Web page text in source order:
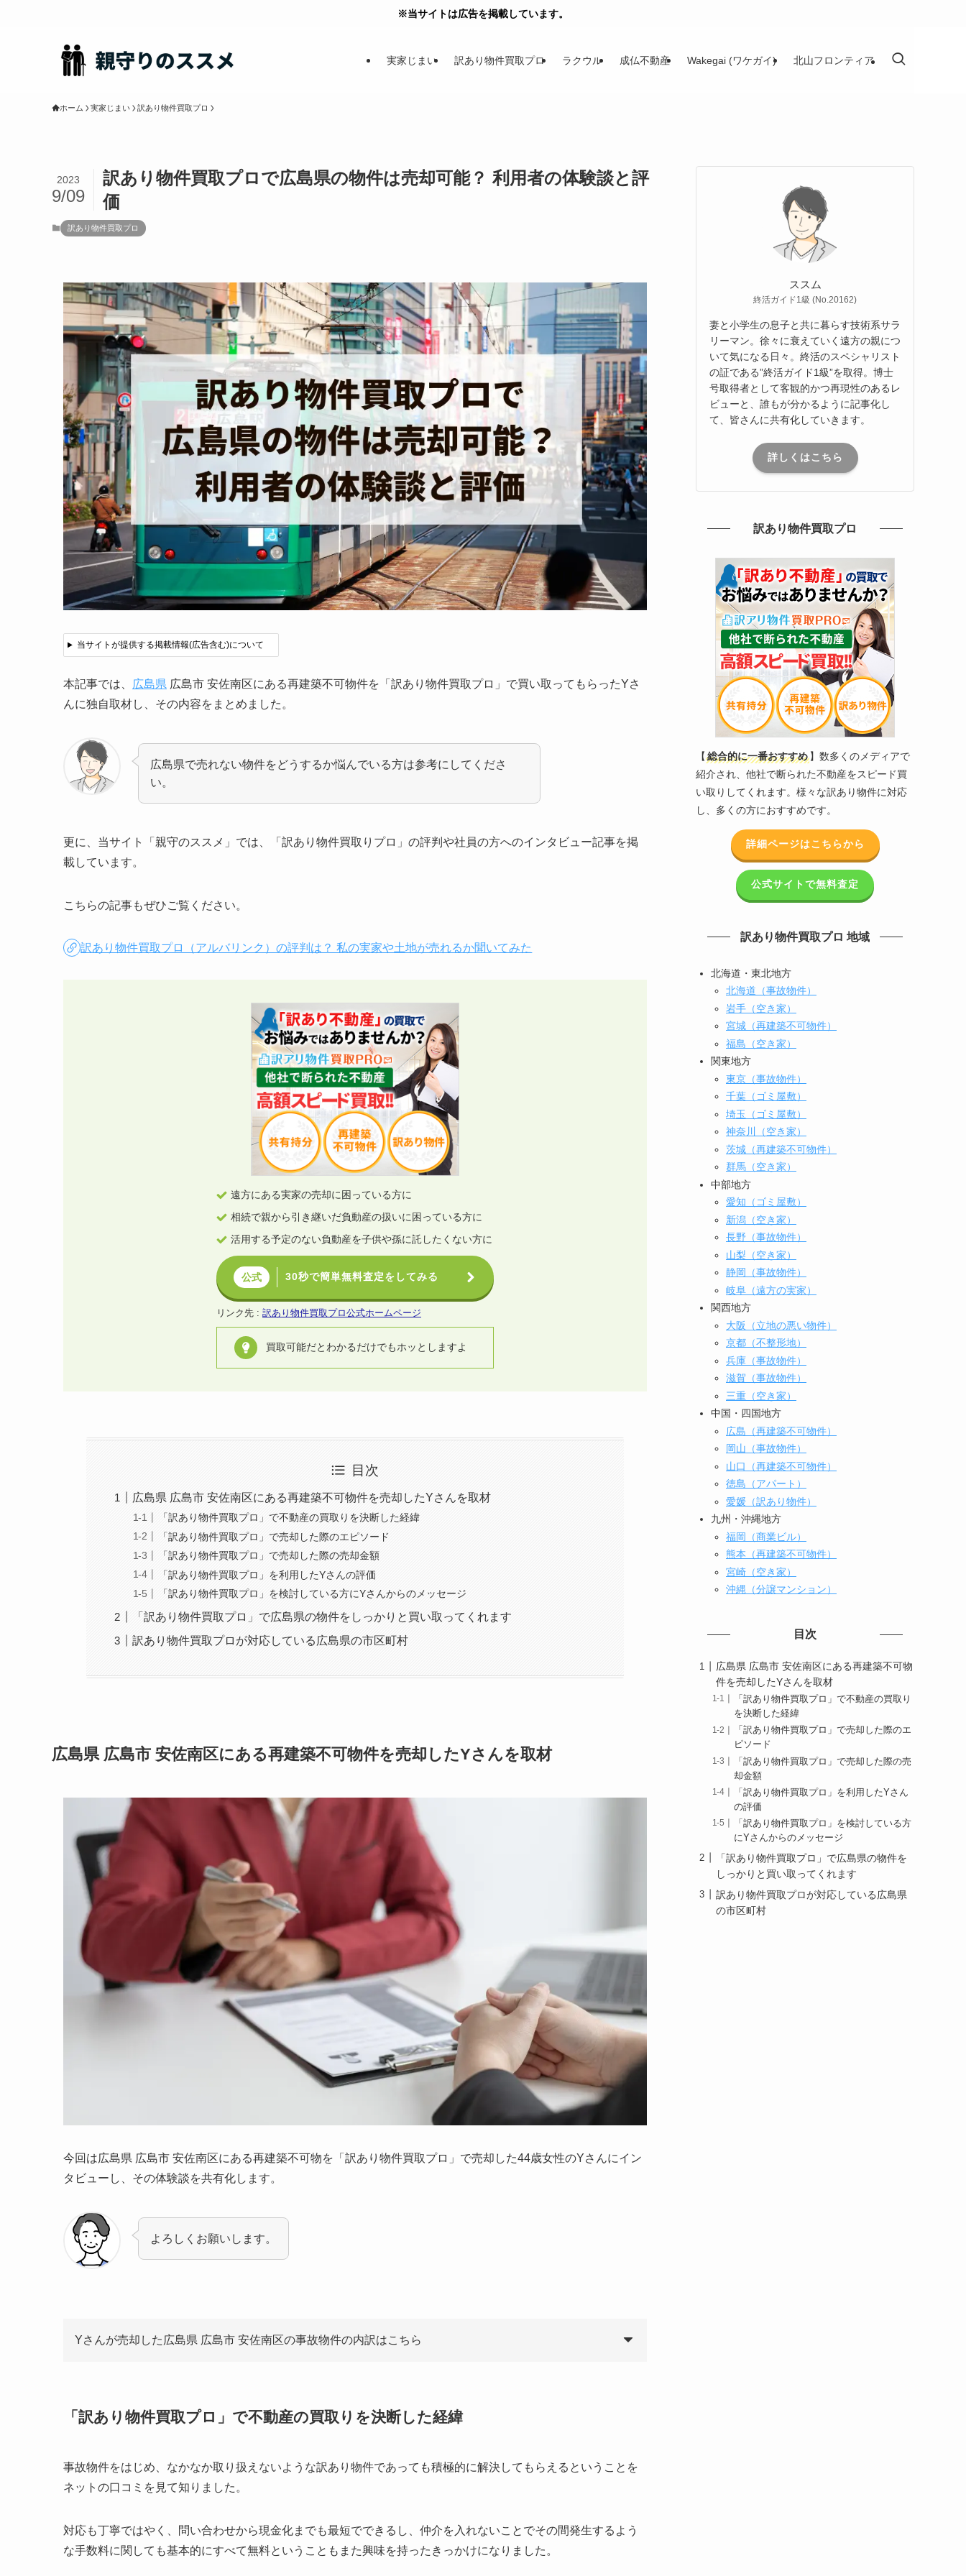
※当サイトは広告を掲載しています。
実家じまい 訳あり物件買取プロ ラクウル 成仏不動産 Wakegai (ワケガイ) 北山フロンティア
ホーム 実家じまい 訳あり物件買取プロ
訳あり物件買取プロで広島県の物件は売却可能？ 利用者の体験談と評
価
2023
9/09
訳あり物件買取プロ
当サイトが提供する掲載情報(広告含む)について
本記事では、 広島県 広島市 安佐南区にある再建築不可物件を「訳あり物件買取プロ」で買い取ってもらったYさ
んに独自取材し、その内容をまとめました。
広島県で売れない物件をどうするか悩んでいる方は参考にしてくださ
い。
更に、当サイト「親守のススメ」では、「訳あり物件買取りプロ」の評判や社員の方へのインタビュー記事を掲
載しています。
こちらの記事もぜひご覧ください。
訳あり物件買取プロ（アルバリンク）の評判は？ 私の実家や土地が売れるか聞いてみた
遠方にある実家の売却に困っている方に
相続で親から引き継いだ負動産の扱いに困っている方に
活用する予定のない負動産を子供や孫に託したくない方に
公式 30秒で簡単無料査定をしてみる
リンク先 : 訳あり物件買取プロ公式ホームページ
買取可能だとわかるだけでもホッとしますよ
目次
広島県 広島市 安佐南区にある再建築不可物件を売却したYさんを取材
「訳あり物件買取プロ」で不動産の買取りを決断した経緯
「訳あり物件買取プロ」で売却した際のエピソード
「訳あり物件買取プロ」で売却した際の売却金額
「訳あり物件買取プロ」を利用したYさんの評価
「訳あり物件買取プロ」を検討している方にYさんからのメッセージ
「訳あり物件買取プロ」で広島県の物件をしっかりと買い取ってくれます
訳あり物件買取プロが対応している広島県の市区町村
広島県 広島市 安佐南区にある再建築不可物件を売却したYさんを取材
今回は広島県 広島市 安佐南区にある再建築不可物を「訳あり物件買取プロ」で売却した44歳女性のYさんにイン
タビューし、その体験談を共有化します。
よろしくお願いします。
Yさんが売却した広島県 広島市 安佐南区の事故物件の内訳はこちら
「訳あり物件買取プロ」で不動産の買取りを決断した経緯
事故物件をはじめ、なかなか取り扱えないような訳あり物件であっても積極的に解決してもらえるということを
ネットの口コミを見て知りました。
対応も丁寧ではやく、問い合わせから現金化までも最短でできるし、仲介を入れないことでその間発生するよう
な手数料に関しても基本的にすべて無料ということもまた興味を持ったきっかけになりました。
ススム
終活ガイド1級 (No.20162)
妻と小学生の息子と共に暮らす技術系サラ
リーマン。徐々に衰えていく遠方の親につ
いて気になる日々。終活のスペシャリスト
の証である”終活ガイド1級”を取得。博士
号取得者として客観的かつ再現性のあるレ
ビューと、誰もが分かるように記事化し
て、皆さんに共有化していきます。
詳しくはこちら
訳あり物件買取プロ
【 総合的に一番おすすめ 】数多くのメディアで
紹介され、他社で断られた不動産をスピード買
い取りしてくれます。様々な訳あり物件に対応
し、多くの方におすすめです。
詳細ページはこちらから
公式サイトで無料査定
訳あり物件買取プロ 地域
北海道・東北地方
北海道（事故物件）
岩手（空き家）
宮城（再建築不可物件）
福島（空き家）
関東地方
東京（事故物件）
千葉（ゴミ屋敷）
埼玉（ゴミ屋敷）
神奈川（空き家）
茨城（再建築不可物件）
群馬（空き家）
中部地方
愛知（ゴミ屋敷）
新潟（空き家）
長野（事故物件）
山梨（空き家）
静岡（事故物件）
岐阜（遠方の実家）
関西地方
大阪（立地の悪い物件）
京都（不整形地）
兵庫（事故物件）
滋賀（事故物件）
三重（空き家）
中国・四国地方
広島（再建築不可物件）
岡山（事故物件）
山口（再建築不可物件）
徳島（アパート）
愛媛（訳あり物件）
九州・沖縄地方
福岡（商業ビル）
熊本（再建築不可物件）
宮崎（空き家）
沖縄（分譲マンション）
目次
広島県 広島市 安佐南区にある再建築不可物
件を売却したYさんを取材
「訳あり物件買取プロ」で不動産の買取り
を決断した経緯
「訳あり物件買取プロ」で売却した際のエ
ピソード
「訳あり物件買取プロ」で売却した際の売
却金額
「訳あり物件買取プロ」を利用したYさん
の評価
「訳あり物件買取プロ」を検討している方
にYさんからのメッセージ
「訳あり物件買取プロ」で広島県の物件を
しっかりと買い取ってくれます
訳あり物件買取プロが対応している広島県
の市区町村